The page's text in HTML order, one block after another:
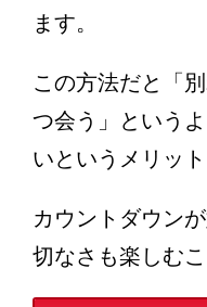
ます。
この方法だと「
つ会う」という
いというメリット
カウントダウン
切なさも楽しむ